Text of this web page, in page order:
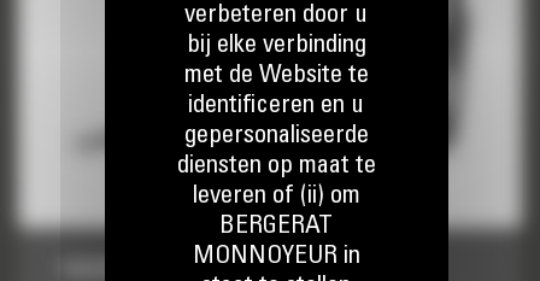
verbeteren door u
bij elke verbinding
met de Website te
identificeren en u
gepersonaliseerde
diensten op maat te
leveren of (ii) om
BERGERAT
MONNOYEUR in